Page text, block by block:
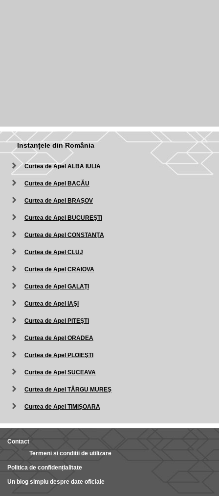
Instanțele din România
Curtea de Apel ALBA IULIA
Curtea de Apel BACĂU
Curtea de Apel BRAŞOV
Curtea de Apel BUCUREŞTI
Curtea de Apel CONSTANŢA
Curtea de Apel CLUJ
Curtea de Apel CRAIOVA
Curtea de Apel GALAŢI
Curtea de Apel IAŞI
Curtea de Apel PITEŞTI
Curtea de Apel ORADEA
Curtea de Apel PLOIEŞTI
Curtea de Apel SUCEAVA
Curtea de Apel TÂRGU MUREŞ
Curtea de Apel TIMIŞOARA
Contact
Termeni și condiții de utilizare
Politica de confidențialitate
Un blog simplu despre date oficiale